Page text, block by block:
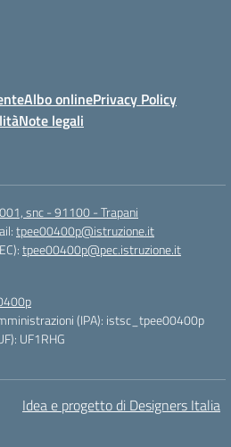
Albo onlinePrivacy Policy
Note legali
snc - 91100 - Trapani
tpee00400p@istruzione.it
tpee00400p@pec.istruzione.it
(IPA): istsc_tpee00400p
UF1RHG
Idea e progetto di Designers Italia